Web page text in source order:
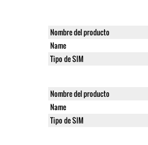
Nombre del producto
Name
Tipo de SIM
Nombre del producto
Name
Tipo de SIM